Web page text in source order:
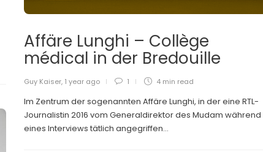
Affäre Lunghi – Collège
médical in der Bredouille
Guy Kaiser, 1 year ago 1 4 min read
Im Zentrum der sogenannten Affäre Lunghi, in der eine RTL-
Journalistin 2016 vom Generaldirektor des Mudam während
eines Interviews tätlich angegriffen...